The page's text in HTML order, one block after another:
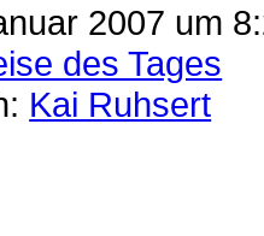
2007 um
des Tages
Kai Ruhsert